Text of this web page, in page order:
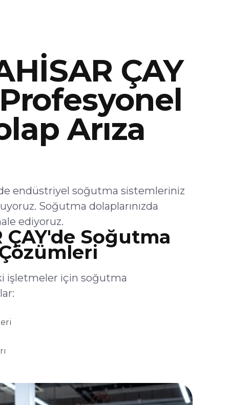
ÇAY
Arıza
endüstriyel soğutma sistemleriniz
Soğutma dolaplarınızda
ediyoruz.
ÇAY'de Soğutma
işletmeler için soğutma